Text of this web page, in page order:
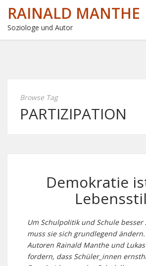
RAINALD MANTHE
Soziologe und Autor
Browse Tag
PARTIZIPATION
Demokratie
Lebensstil
Um Schulpolitik und Schule besser
muss sie sich grundlegend
Autoren Rainald Manthe und
fordern, dass Schüler_innen